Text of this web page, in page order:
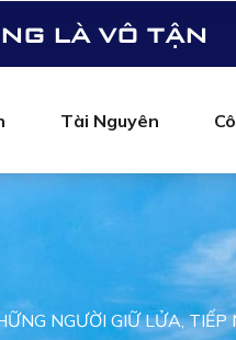
LÀ VÔ TẬN
Tài Nguyên
NGƯỜI GIỮ LỬA,